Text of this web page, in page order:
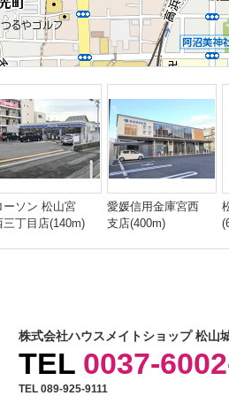
ーソン 松山宮
三丁目店(140m)
愛媛信用金庫宮西
支店(400m)
株式会社ハウスメイトショップ 松山
TEL 0037-
TEL 089-925-9111